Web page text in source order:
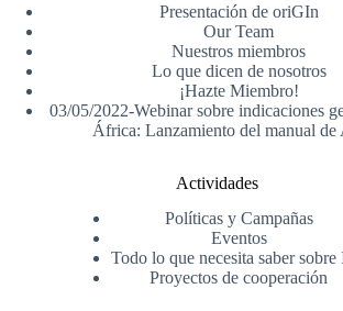
Presentación de oriGIn
Our Team
Nuestros miembros
Lo que dicen de nosotros
¡Hazte Miembro!
03/05/2022-Webinar sobre indicaciones
África: Lanzamiento del manual
Actividades
Políticas y Campañas
Eventos
Todo lo que necesita saber sobre
Proyectos de cooperación